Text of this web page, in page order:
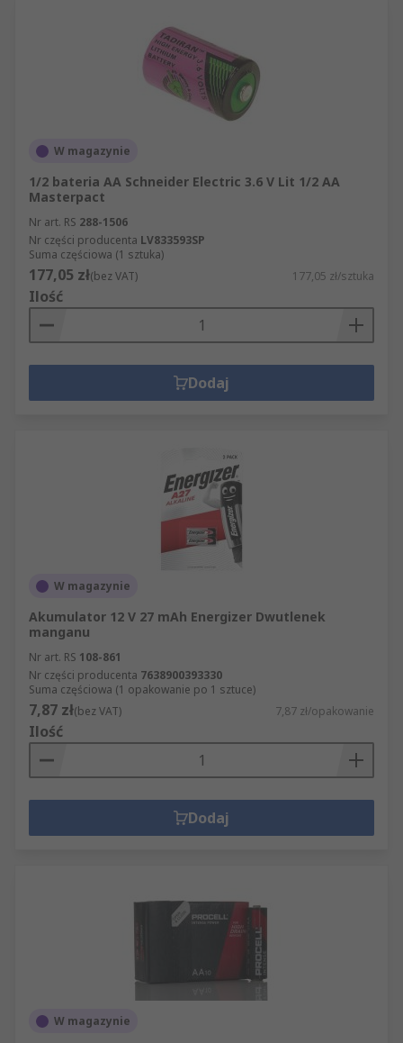
W magazynie
1/2 bateria AA Schneider Electric 3.6 V Lit 1/2 AA
Masterpact
Nr art. RS 288-1506
Nr części producenta LV833593SP
Suma częściowa (1 sztuka)
177,05 zł(bez VAT) 177,05 zł/sztuka
Ilość
Dodaj
W magazynie
Akumulator 12 V 27 mAh Energizer Dwutlenek
manganu
Nr art. RS 108-861
Nr części producenta 7638900393330
Suma częściowa (1 opakowanie po 1 sztuce)
7,87 zł(bez VAT) 7,87 zł/opakowanie
Ilość
Dodaj
W magazynie